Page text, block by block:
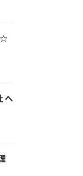
☆
へ